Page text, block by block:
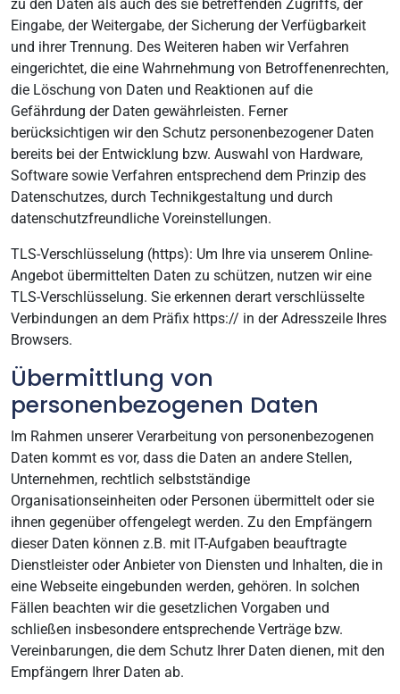
zu den Daten als auch des sie betreffenden Zugriffs, der
Eingabe, der Weitergabe, der Sicherung der Verfügbarkeit
und ihrer Trennung. Des Weiteren haben wir Verfahren
eingerichtet, die eine Wahrnehmung von Betroffenenrechten,
die Löschung von Daten und Reaktionen auf die
Gefährdung der Daten gewährleisten. Ferner
berücksichtigen wir den Schutz personenbezogener Daten
bereits bei der Entwicklung bzw. Auswahl von Hardware,
Software sowie Verfahren entsprechend dem Prinzip des
Datenschutzes, durch Technikgestaltung und durch
datenschutzfreundliche Voreinstellungen.
TLS-Verschlüsselung (https): Um Ihre via unserem Online-
Angebot übermittelten Daten zu schützen, nutzen wir eine
TLS-Verschlüsselung. Sie erkennen derart verschlüsselte
Verbindungen an dem Präfix https:// in der Adresszeile Ihres
Browsers.
Übermittlung von
personenbezogenen Daten
Im Rahmen unserer Verarbeitung von personenbezogenen
Daten kommt es vor, dass die Daten an andere Stellen,
Unternehmen, rechtlich selbstständige
Organisationseinheiten oder Personen übermittelt oder sie
ihnen gegenüber offengelegt werden. Zu den Empfängern
dieser Daten können z.B. mit IT-Aufgaben beauftragte
Dienstleister oder Anbieter von Diensten und Inhalten, die in
eine Webseite eingebunden werden, gehören. In solchen
Fällen beachten wir die gesetzlichen Vorgaben und
schließen insbesondere entsprechende Verträge bzw.
Vereinbarungen, die dem Schutz Ihrer Daten dienen, mit den
Empfängern Ihrer Daten ab.